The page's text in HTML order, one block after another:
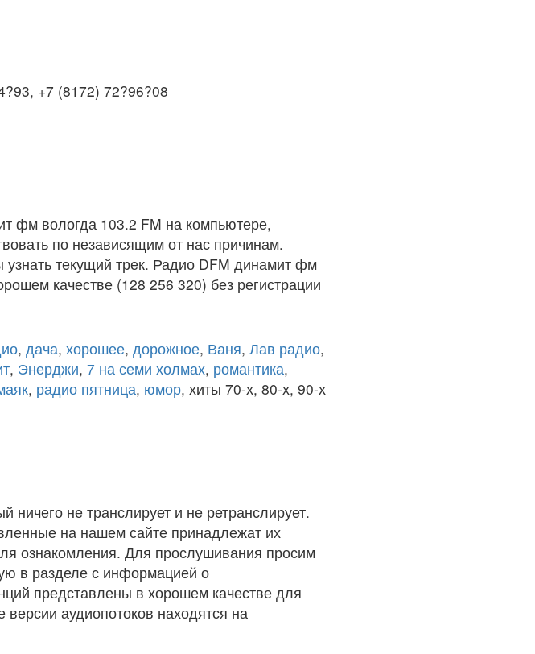
+7 (8172) 72?96?08
фм вологда 103.2 FM на компьютере,
по независящим от нас причинам.
узнать текущий трек. Радио DFM динамит фм
качестве (128 256 320) без регистрации
, дача, хорошее, дорожное, Ваня, Лав радио,
, Энерджи, 7 на семи холмах, романтика,
, радио пятница, юмор, хиты 70-х, 80-х, 90-х
ничего не транслирует и не ретранслирует.
на нашем сайте принадлежат их
ознакомления. Для прослушивания просим
в разделе с информацией о
представлены в хорошем качестве для
аудиопотоков находятся на